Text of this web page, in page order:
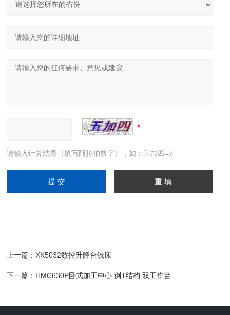
请输入计算结果（填写阿拉伯数字），如：三加四=7
上一篇：XK5032数控升降台铣床
下一篇： HMC630P卧式加工中心 倒T结构 双工作台